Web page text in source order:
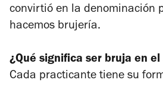
convirtió en la denominación
hacemos brujería.
¿Qué significa ser bruja en el
Cada practicante tiene su